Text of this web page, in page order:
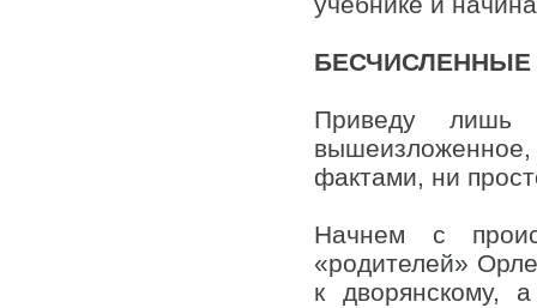
Приведу лишь
фактами, ни
Начнем с
«родителей»
к дворянскому,